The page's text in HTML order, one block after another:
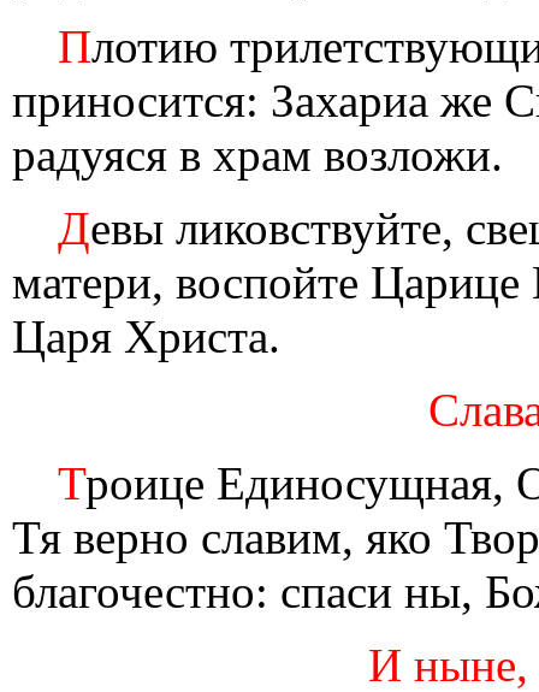
Плотию
приносится: Захариа же
радуяся в храм возложи.
Девы ликовствуйте,
матери, воспойте
Царя Христа.
Троице Единосущная,
Тя верно славим, яко
благочестно: спаси ны,
И ныне,